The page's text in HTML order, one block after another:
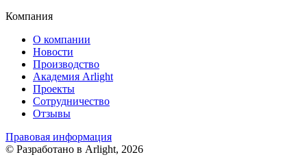
Компания
О компании
Новости
Производство
Академия Arlight
Проекты
Сотрудничество
Отзывы
Правовая информация
© Разработано в Arlight, 2026